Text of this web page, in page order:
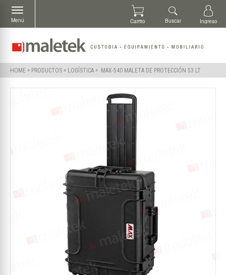
HOME » PRODUCTOS » LOGÍSTICA » ·MAX-540 MALETA DE PROTECCIÓN 53 LT
Menú Carrito Buscar Ingreso